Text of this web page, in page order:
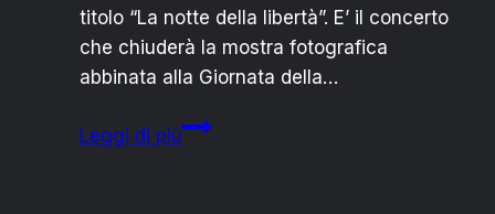
titolo “La notte della libertà”. E’ il concerto
che chiuderà la mostra fotografica
abbinata alla Giornata della…
Leggi di piùLECCE: